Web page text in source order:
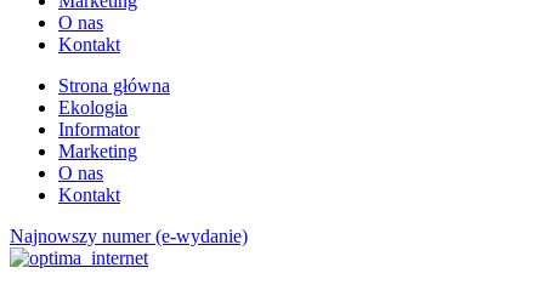
O nas
Kontakt
Strona główna
Ekologia
Informator
Marketing
O nas
Kontakt
Najnowszy numer (e-wydanie)